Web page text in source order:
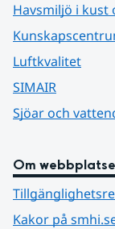
Havsmiljö i kust
Luftkvalitet
SIMAIR
Sjöar och
Om
Kakor på